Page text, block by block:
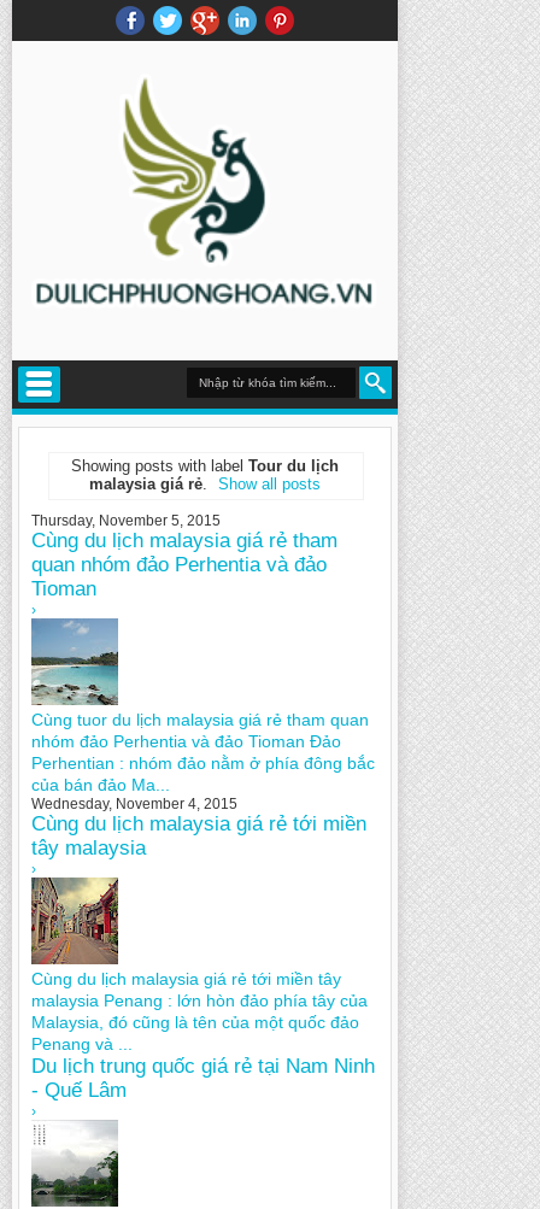
Showing posts with label Tour du lịch
malaysia giá rẻ. Show all posts
Thursday, November 5, 2015
Cùng du lịch malaysia giá rẻ tham
quan nhóm đảo Perhentia và đảo
Tioman
›
Cùng tuor du lịch malaysia giá rẻ tham quan
nhóm đảo Perhentia và đảo Tioman Đảo
Perhentian : nhóm đảo nằm ở phía đông bắc
của bán đảo Ma...
Wednesday, November 4, 2015
Cùng du lịch malaysia giá rẻ tới miền
tây malaysia
›
Cùng du lịch malaysia giá rẻ tới miền tây
malaysia Penang : lớn hòn đảo phía tây của
Malaysia, đó cũng là tên của một quốc đảo
Penang và ...
Du lịch trung quốc giá rẻ tại Nam Ninh
- Quế Lâm
›